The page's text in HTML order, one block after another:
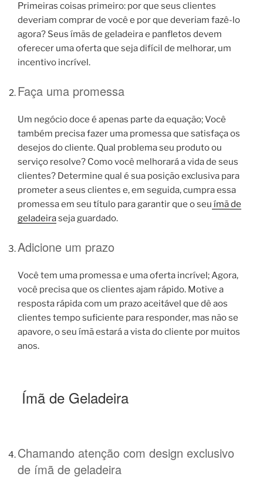
Primeiras coisas primeiro: por que seus clientes
deveriam comprar de você e por que deveriam fazê-lo
agora? Seus ímãs de geladeira e panfletos devem
oferecer uma oferta que seja difícil de melhorar, um
incentivo incrível.
Faça uma promessa
Um negócio doce é apenas parte da equação; Você
também precisa fazer uma promessa que satisfaça os
desejos do cliente. Qual problema seu produto ou
serviço resolve? Como você melhorará a vida de seus
clientes? Determine qual é sua posição exclusiva para
prometer a seus clientes e, em seguida, cumpra essa
promessa em seu título para garantir que o seu ímã de
geladeiraseja guardado.
Adicione um prazo
Você tem uma promessa e uma oferta incrível; Agora,
você precisa que os clientes ajam rápido. Motive a
resposta rápida com um prazo aceitável que dê aos
clientes tempo suficiente para responder, mas não se
apavore, o seu ímã estará a vista do cliente por muitos
anos.
Ímã de Geladeira
Chamando atenção com design exclusivo
de ímã de geladeira